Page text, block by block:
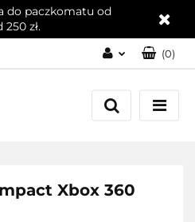
do paczkomatu od
250 zł.
Zaloguj się
Załóż konto
(0)
Xbox 360